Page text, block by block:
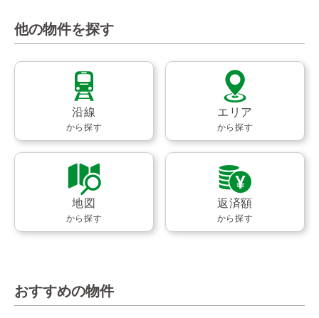
他の物件を探す
沿線
から探す
エリア
から探す
地図
から探す
返済額
から探す
おすすめの物件